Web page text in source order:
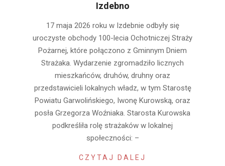
Izdebno
21
17 maja 2026 roku w Izdebnie odbyły się
uroczyste obchody 100-lecia Ochotniczej Straży
Pożarnej, które połączono z Gminnym Dniem
Strażaka. Wydarzenie zgromadziło licznych
mieszkańców, druhów, druhny oraz
przedstawicieli lokalnych władz, w tym Starostę
Powiatu Garwolińskiego, Iwonę Kurowską, oraz
posła Grzegorza Woźniaka. Starosta Kurowska
podkreśliła rolę strażaków w lokalnej
społeczności: –
CZYTAJ DALEJ